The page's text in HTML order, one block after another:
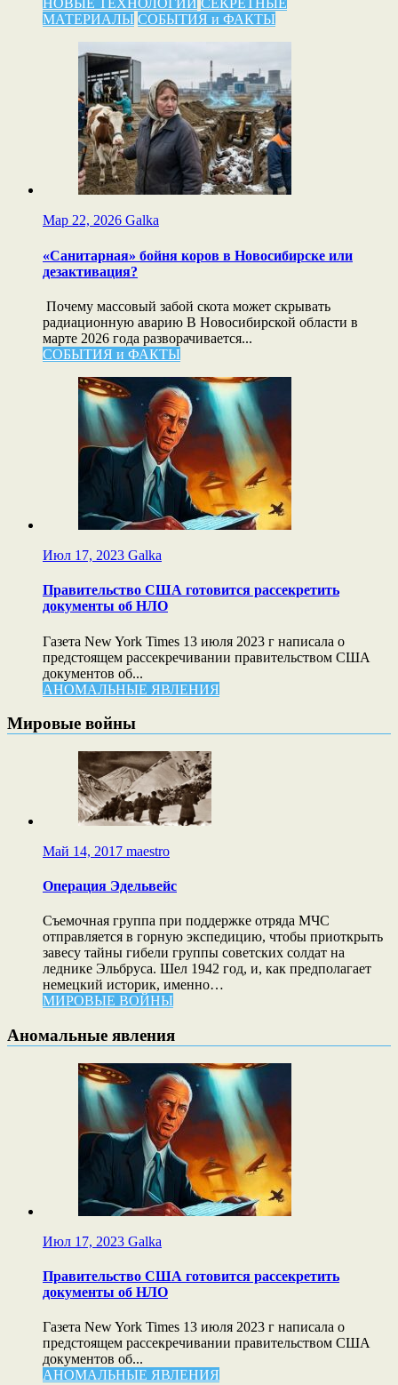
НОВЫЕ ТЕХНОЛОГИИ СЕКРЕТНЫЕ
МАТЕРИАЛЫ СОБЫТИЯ и ФАКТЫ
Мар 22, 2026 Galka
«Санитарная» бойня коров в Новосибирске или
дезактивация?
Почему массовый забой скота может скрывать
радиационную аварию В Новосибирской области в
марте 2026 года разворачивается...
СОБЫТИЯ и ФАКТЫ
Июл 17, 2023 Galka
Правительство США готовится рассекретить
документы об НЛО
Газета New York Times 13 июля 2023 г написала о
предстоящем рассекречивании правительством США
документов об...
АНОМАЛЬНЫЕ ЯВЛЕНИЯ
Мировые войны
Май 14, 2017 maestro
Операция Эдельвейс
Cъемочная группа при поддержке отряда МЧС
отправляется в горную экспедицию, чтобы приоткрыть
завесу тайны гибели группы советских солдат на
леднике Эльбруса. Шел 1942 год, и, как предполагает
немецкий историк, именно…
МИРОВЫЕ ВОЙНЫ
Аномальные явления
Июл 17, 2023 Galka
Правительство США готовится рассекретить
документы об НЛО
Газета New York Times 13 июля 2023 г написала о
предстоящем рассекречивании правительством США
документов об...
АНОМАЛЬНЫЕ ЯВЛЕНИЯ